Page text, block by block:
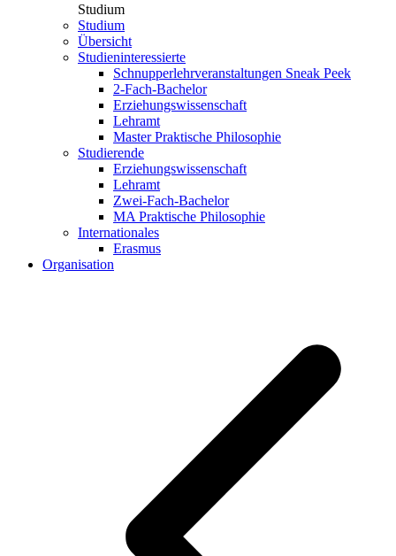
Studium
Studium
Übersicht
Studieninteressierte
Schnupperlehrveranstaltungen Sneak Peek
2-Fach-Bachelor
Erziehungswissenschaft
Lehramt
Master Praktische Philosophie
Studierende
Erziehungswissenschaft
Lehramt
Zwei-Fach-Bachelor
MA Praktische Philosophie
Internationales
Erasmus
Organisation